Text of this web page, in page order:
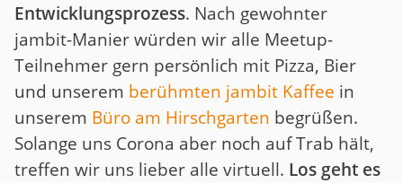
Entwicklungsprozess. Nach gewohnter
jambit-Manier würden wir alle Meetup-
Teilnehmer gern persönlich mit Pizza, Bier
und unserem berühmten jambit Kaffee in
unserem Büro am Hirschgarten begrüßen.
Solange uns Corona aber noch auf Trab hält,
treffen wir uns lieber alle virtuell. Los geht es